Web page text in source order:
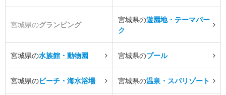
宮城県のグランピング
宮城県の遊園地・テーマパー
ク
宮城県の水族館・動物園 宮城県のプール
宮城県のビーチ・海水浴場 宮城県の温泉・スパリゾート